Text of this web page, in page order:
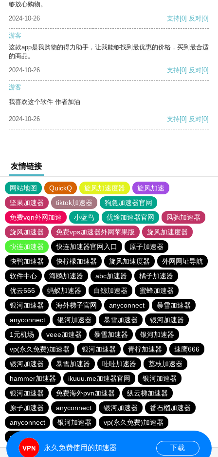
够放心购物。
2024-10-26
支持[0] 反对[0]
游客
这款app是我购物的得力助手，让我能够找到最优惠的价格，买到最合适
的商品。
2024-10-26
支持[0] 反对[0]
游客
我喜欢这个软件 作者加油
2024-10-26 支持[0] 反对[0]
友情链接
网站地图 QuickQ 旋风加速度器
旋风加速
坚果加速器
tiktok加速器
狗急加速器官网
免费vqn外网加速
小蓝鸟 优途加速器官网
风驰加速器
旋风加速器
免费vps加速器外网苹果版
旋风加速度器
快连加速器
快连加速器官网入口
原子加速器
快鸭加速器
快柠檬加速器 旋风加速度器
外网网址导航
软件中心
海鸥加速器 abc加速器
橘子加速器
优云666
蚂蚁加速器 白鲸加速器
蜜蜂加速器
银河加速器
海外梯子官网 anyconnect
暴雪加速器
anyconnect
银河加速器 暴雪加速器
银河加速器
1元机场
veee加速器 暴雪加速器
银河加速器
vp(永久免费)加速器
银河加速器 青柠加速器
速鹰666
银河加速器
暴雪加速器 哇哇加速器
荔枝加速器
hammer加速器
ikuuu.me加速器官网
银河加速器
银河加速器
免费海外pvn加速器
纵云梯加速器
原子加速器
anyconnect 银河加速器
番石榴加速器
anyconnect
银河加速器
vp(永久免费)加速器
vp(永久免费)加速器
永久免费使用的加速器 下载